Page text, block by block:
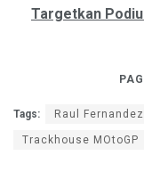
Targetkan
Tags: Raul Fernandez
Trackhouse MOtoGP